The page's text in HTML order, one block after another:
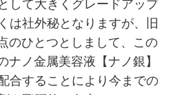
して大きくグレードアップ
は社外秘となりますが、旧
のひとつとしまして、この
ナノ金属美容液【ナノ銀】
合することにより今までの